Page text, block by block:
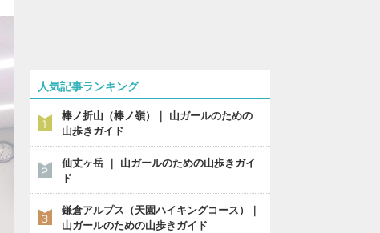
人気記事ランキング
棒ノ折山（棒ノ嶺）｜ 山ガールのための
山歩きガイド
仙丈ヶ岳 ｜ 山ガールのための山歩きガイ
ド
鎌倉アルプス（天園ハイキングコース）｜
山ガールのための山歩きガイド